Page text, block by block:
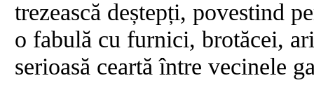
trezească deștepți, povestind
o fabulă cu furnici, brotăcei,
serioasă ceartă între vecinele